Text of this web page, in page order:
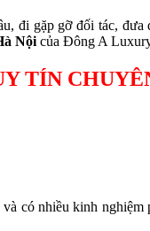
đi gặp gỡ đối tác,
Nội của Đông A
TÍN
có nhiều kinh